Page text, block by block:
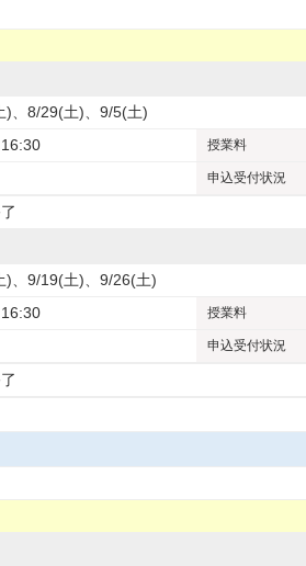
)、8/29(土)、9/5(土)
授業料
申込受付状況
)、9/19(土)、9/26(土)
授業料
申込受付状況